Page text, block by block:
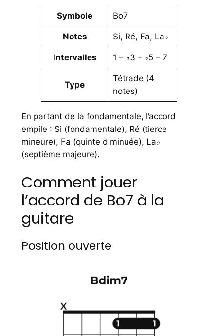
Symbole Bo7
Notes Si, Ré, Fa, La♭
Intervalles 1 – ♭3 – ♭5 – 7
Type
Tétrade (4
notes)
En partant de la fondamentale, l’accord
empile : Si (fondamentale), Ré (tierce
mineure), Fa (quinte diminuée), La♭
(septième majeure).
Comment jouer
l’accord de Bo7 à la
guitare
Position ouverte